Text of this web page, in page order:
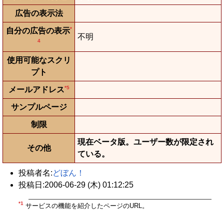
広告の表示法
自分の広告の表示*
4 不明
使用可能なスクリ
プト
メールアドレス*5
サンプルページ
制限
その他
現在ベータ版。ユーザー数が限定され
ている。
投稿者名:どぼん！
投稿日:2006-06-29 (木) 01:12:25
*1 サービスの機能を紹介したページのURL。